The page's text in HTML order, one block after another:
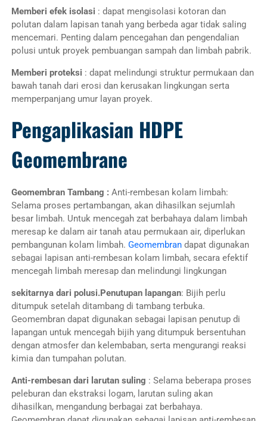
Memberi efek isolasi : dapat mengisolasi kotoran dan
polutan dalam lapisan tanah yang berbeda agar tidak saling
mencemari. Penting dalam pencegahan dan pengendalian
polusi untuk proyek pembuangan sampah dan limbah pabrik.
Memberi proteksi : dapat melindungi struktur permukaan dan
bawah tanah dari erosi dan kerusakan lingkungan serta
memperpanjang umur layan proyek.
Pengaplikasian HDPE
Geomembrane
Geomembran Tambang : Anti-rembesan kolam limbah:
Selama proses pertambangan, akan dihasilkan sejumlah
besar limbah. Untuk mencegah zat berbahaya dalam limbah
meresap ke dalam air tanah atau permukaan air, diperlukan
pembangunan kolam limbah. Geomembrandapat digunakan
sebagai lapisan anti-rembesan kolam limbah, secara efektif
mencegah limbah meresap dan melindungi lingkungan
sekitarnya dari polusi.Penutupan lapangan: Bijih perlu
ditumpuk setelah ditambang di tambang terbuka.
Geomembran dapat digunakan sebagai lapisan penutup di
lapangan untuk mencegah bijih yang ditumpuk bersentuhan
dengan atmosfer dan kelembaban, serta mengurangi reaksi
kimia dan tumpahan polutan.
Anti-rembesan dari larutan suling : Selama beberapa proses
peleburan dan ekstraksi logam, larutan suling akan
dihasilkan, mengandung berbagai zat berbahaya.